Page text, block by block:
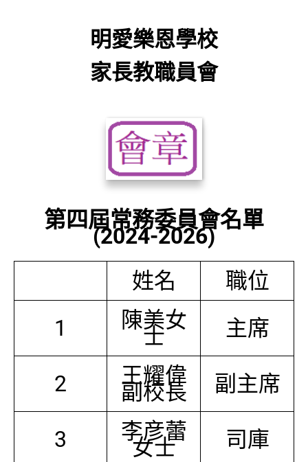
明愛樂恩學校
家長教職員會
第四屆常務委員會名單
(2024-2026)
姓名
職位
1
陳美女
士 主席
2 王耀偉
副校長 副主席
3 李彦蕾
女士 司庫